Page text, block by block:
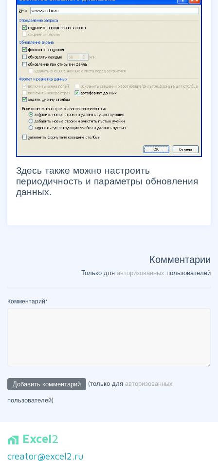
Здесь также можно настроить
периодичность и параметры обновления
данных.
Комментарии
Только для авторизованных пользователей
Комментарий*
(только для авторизованных
пользователей)
home_work Excel2
creator@excel2.ru